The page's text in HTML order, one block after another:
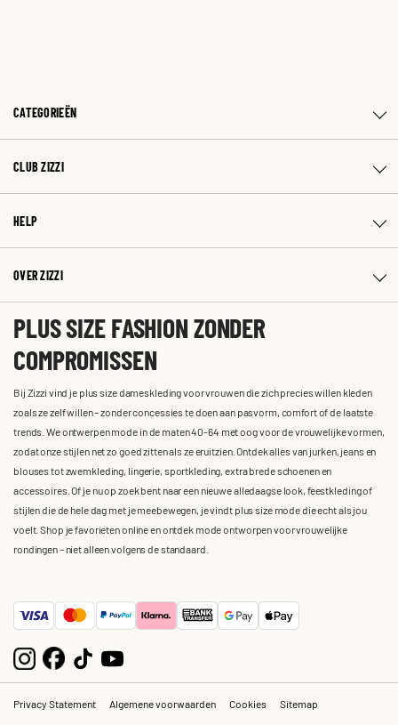
CATEGORIEËN
CLUB ZIZZI
HELP
OVER ZIZZI
PLUS SIZE FASHION ZONDER
COMPROMISSEN
Bij Zizzi vind je plus size dameskleding voor vrouwen die zich precies willen kleden
zoals ze zelf willen – zonder concessies te doen aan pasvorm, comfort of de laatste
trends. We ontwerpen mode in de maten 40-64 met oog voor de vrouwelijke vormen,
zodat onze stijlen net zo goed zitten als ze eruitzien. Ontdek alles van jurken, jeans en
blouses tot zwemkleding, lingerie, sportkleding, extra brede schoenen en
accessoires. Of je nu op zoek bent naar een nieuwe alledaagse look, feestkleding of
stijlen die de hele dag met je meebewegen, je vindt plus size mode die echt als jou
voelt. Shop je favorieten online en ontdek mode ontworpen voor vrouwelijke
rondingen – niet alleen volgens de standaard.
Privacy Statement Algemene voorwaarden Cookies Sitemap